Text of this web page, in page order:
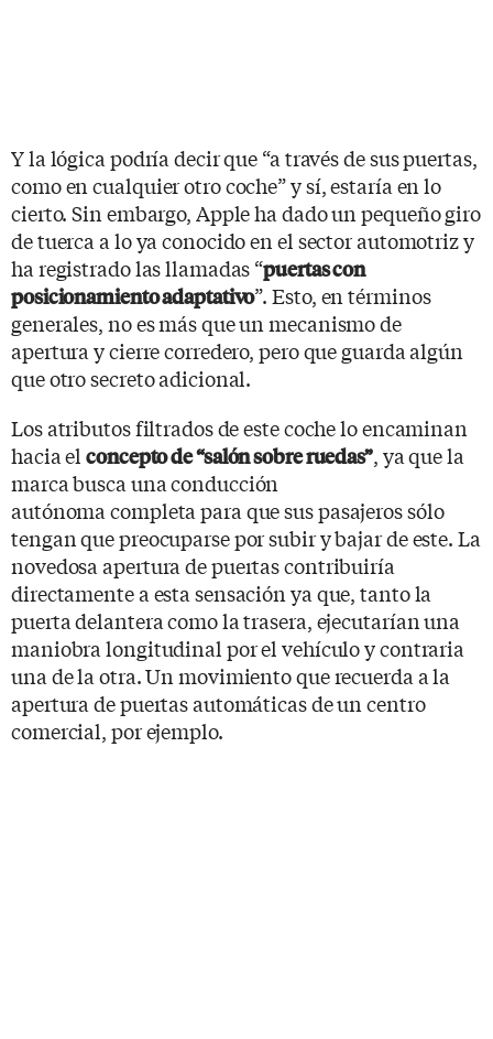
Y la lógica podría decir que “a través de sus puertas,
como en cualquier otro coche” y sí, estaría en lo
cierto. Sin embargo, Apple ha dado un pequeño giro
de tuerca a lo ya conocido en el sector automotriz y
ha registrado las llamadas “puertas con
posicionamiento adaptativo”. Esto, en términos
generales, no es más que un mecanismo de
apertura y cierre corredero, pero que guarda algún
que otro secreto adicional.
Los atributos filtrados de este coche lo encaminan
hacia elconcepto de “salón sobre ruedas”, ya que la
marca busca una conducción
autónoma completa para que sus pasajeros sólo
tengan que preocuparse por subir y bajar de este. La
novedosa apertura de puertas contribuiría
directamente a esta sensación ya que, tanto la
puerta delantera como la trasera, ejecutarían una
maniobra longitudinal por el vehículo y contraria
una de la otra. Un movimiento que recuerda a la
apertura de puertas automáticas de un centro
comercial, por ejemplo.